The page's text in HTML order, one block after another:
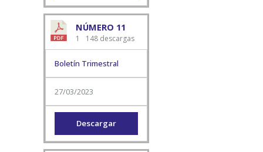
NÚMERO 11
1 148 descargas
Boletín Trimestral
27/03/2023
Descargar